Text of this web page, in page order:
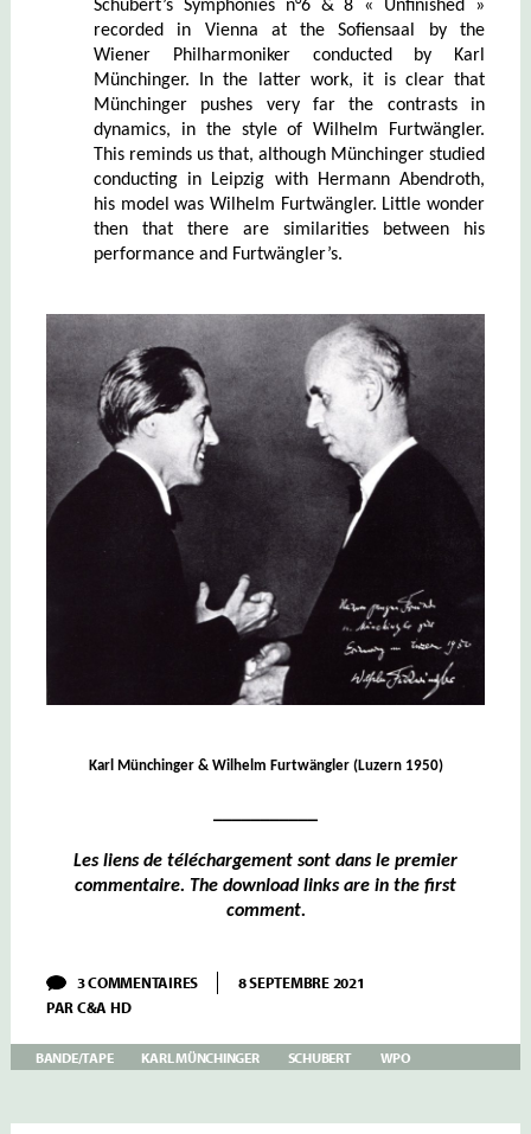
Schubert’s Symphonies n°6 & 8 « Unfinished »
recorded in Vienna at the Sofiensaal by the
Wiener Philharmoniker conducted by Karl
Münchinger.
In the latter work, it is clear that
Münchinger pushes very far the contrasts in
dynamics, in the style of Wilhelm Furtwängler.
This reminds us that, although Münchinger studied
conducting in Leipzig with Hermann Abendroth,
his model was Wilhelm Furtwängler. Little wonder
then that there are similarities between his
performance and Furtwängler’s.
Karl Münchinger & Wilhelm Furtwängler (Luzern 1950)
Les liens de téléchargement sont dans le premier
commentaire. The download links are in the first
comment.
3 COMMENTAIRES
MÜNCHINGER
III/III
SYMPHONIES
8 SEPTEMBRE 2021
PAR C&A HD
BANDE/TAPE KARL MÜNCHINGER SCHUBERT WPO